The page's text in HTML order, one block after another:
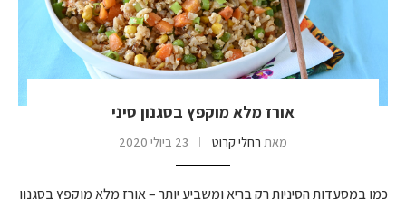
אורז מלא מוקפץ בסגנון סיני
מאת רחלי קרוט 23 ביולי 2020
כמו במסעדות הסיניות רק בריא ומשביע יותר – אורז מלא מוקפץ בסגנון